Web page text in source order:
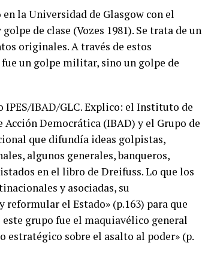
la Universidad de Glasgow con el
de clase (Vozes 1981). Se trata de un
originales. A través de estos
un golpe militar, sino un golpe de
IBAD/GLC. Explico: el Instituto de
Democrática (IBAD) y el Grupo de
que difundía ideas golpistas,
algunos generales, banqueros,
en el libro de Dreifuss. Lo que los
y asociadas, su
el Estado» (p.163) para que
grupo fue el maquiavélico general
estratégico sobre el asalto al poder» (p.